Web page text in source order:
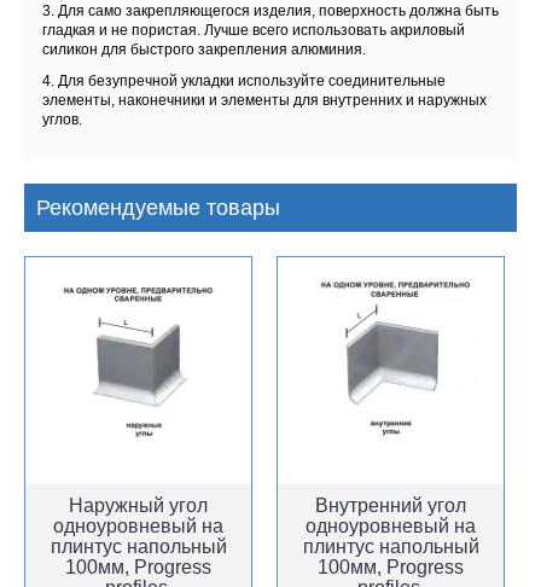
3. Для само закрепляющегося изделия, поверхность должна быть
гладкая и не пористая. Лучше всего использовать акриловый
силикон для быстрого закрепления алюминия.
4. Для безупречной укладки используйте соединительные
элементы, наконечники и элементы для внутренних и наружных
углов.
Рекомендуемые товары
Наружный угол
одноуровневый на
плинтус напольный
100мм, Progress
Внутренний угол
одноуровневый на
плинтус напольный
100мм, Progress